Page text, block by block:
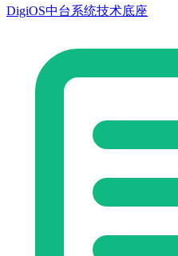
DigiOS中台系统技术底座